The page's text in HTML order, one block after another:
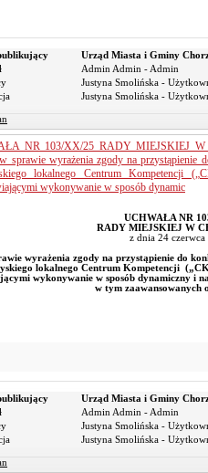
Urząd Miasta i Gminy
Admin Admin - Admin
Justyna Smolińska -
Justyna Smolińska -
NR 103/XX/25 RADY MIEJSKIEJ W
sprawie wyrażenia zgody na przystąpienie
lokalnego Centrum Kompetencji
wykonywanie w sposób dynamic
UCHWAŁA NR
RADY MIEJSKIEJ W
z dnia 24 czerwca
wyrażenia zgody na przystąpienie do
lokalnego Centrum Kompetencji
wykonywanie w sposób dynamiczny i
w tym zaawansowanych
Urząd Miasta i Gminy
Admin Admin - Admin
Justyna Smolińska -
Justyna Smolińska -